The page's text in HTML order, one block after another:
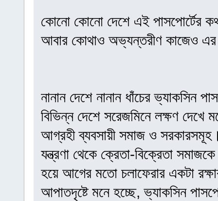
কোনো কোনো দেশে এই পাসপোর্টের
আবার কোথাও অভ্যন্তরীণ কাজেও এর
নানান দেশে নানান ধাঁচের ভ্যাকসিন
বিভিন্ন দেশে সরেজমিনে লক্ষণ দেখে
আগ্রহী ব্যবসায়ী সমাজ ও সরকারসমূহ।
যন্ত্রণা থেকে ক্রেতা-বিক্রেতা
হয়ে আগের মতো চলাফেরার একটা
আপাতদৃষ্টে মনে হচ্ছে, ভ্যাকসিন